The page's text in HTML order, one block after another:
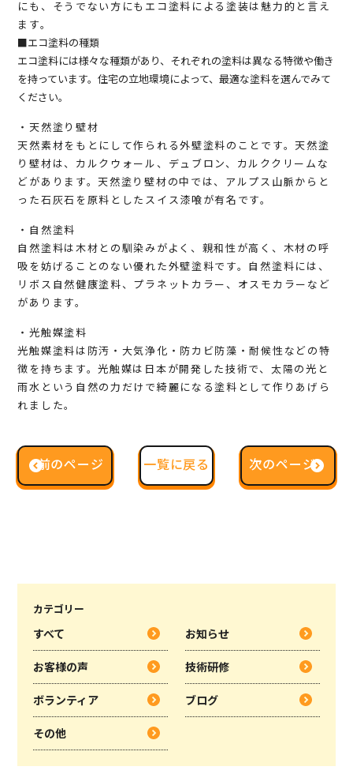
にも、そうでない方にもエコ塗料による塗装は魅力的と言え
ます。
■エコ塗料の種類
エコ塗料には様々な種類があり、それぞれの塗料は異なる特徴や働き
を持っています。住宅の立地環境によって、最適な塗料を選んでみて
ください。
・天然塗り壁材
天然素材をもとにして作られる外壁塗料のことです。天然塗
り壁材は、カルクウォール、デュブロン、カルククリームな
どがあります。天然塗り壁材の中では、アルプス山脈からと
った石灰石を原料としたスイス漆喰が有名です。
・自然塗料
自然塗料は木材との馴染みがよく、親和性が高く、木材の呼
吸を妨げることのない優れた外壁塗料です。自然塗料には、
リボス自然健康塗料、プラネットカラー、オスモカラーなど
があります。
・光触媒塗料
光触媒塗料は防汚・大気浄化・防カビ防藻・耐候性などの特
徴を持ちます。光触媒は日本が開発した技術で、太陽の光と
雨水という自然の力だけで綺麗になる塗料として作りあげら
れました。
前のページ 一覧に戻る 次のページ
カテゴリー
すべて お知らせ
お客様の声 技術研修
ボランティア ブログ
その他